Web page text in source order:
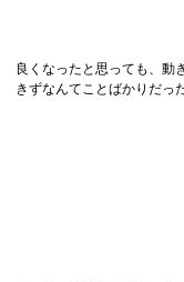
良くなったと思っても、動
きずなんてことばかりだった